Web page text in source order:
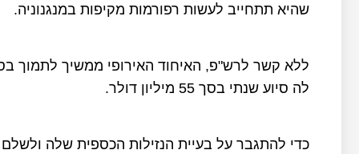
שהיא תתחייב לעשות רפורמות מקיפות במנגנוניה.
ללא קשר לרש"פ, האיחוד האירופי ממשיך לתמוך
לה סיוע שנתי בסך 55 מיליון דולר.
כדי להתגבר על בעיית הנזילות הכספית שלה